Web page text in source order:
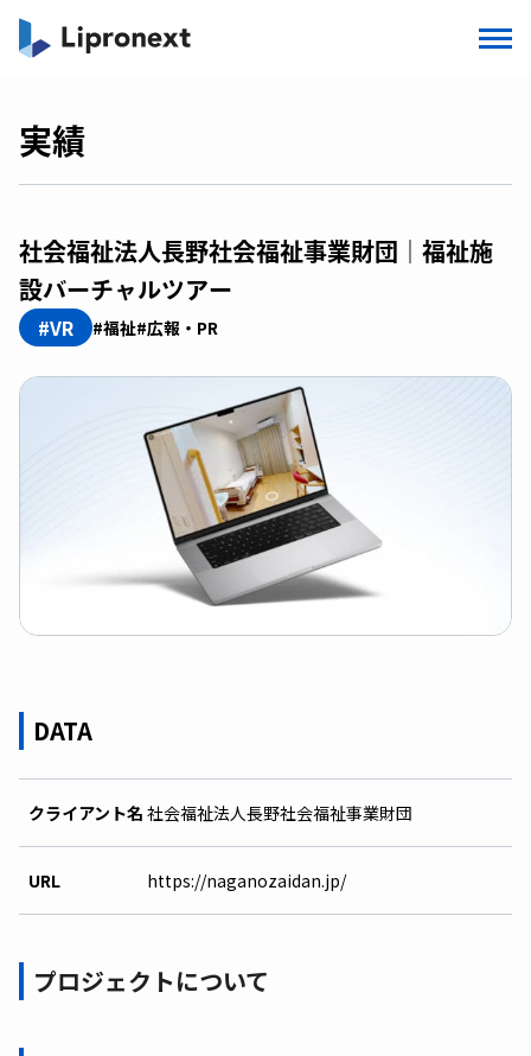
実績
社会福祉法人長野社会福祉事業財団｜福祉施
設バーチャルツアー
#VR #福祉#広報・PR
DATA
クライアント名 社会福祉法人長野社会福祉事業財団
URL https://naganozaidan.jp/
プロジェクトについて